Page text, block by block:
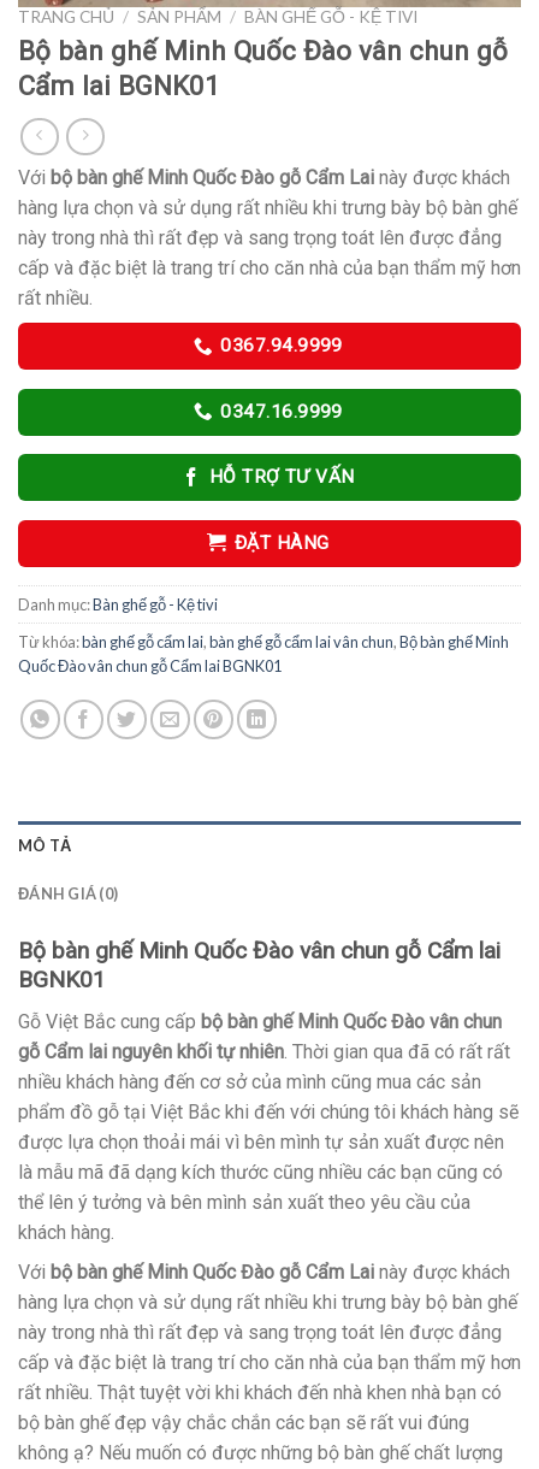
TRANG CHỦ / SẢN PHẨM / BÀN GHẾ GỖ - KỆ TIVI
Bộ bàn ghế Minh Quốc Đào vân chun gỗ
Cẩm lai BGNK01
Với bộ bàn ghế Minh Quốc Đào gỗ Cẩm Lai này được khách
hàng lựa chọn và sử dụng rất nhiều khi trưng bày bộ bàn ghế
này trong nhà thì rất đẹp và sang trọng toát lên được đẳng
cấp và đặc biệt là trang trí cho căn nhà của bạn thẩm mỹ hơn
rất nhiều.
0367.94.9999
0347.16.9999
HỖ TRỢ TƯ VẤN
ĐẶT HÀNG
Danh mục:Bàn ghế gỗ - Kệ tivi
Từ khóa:bàn ghế gỗ cẩm lai,bàn ghế gỗ cẩm lai vân chun,Bộ bàn ghế Minh
Quốc Đào vân chun gỗ Cẩm lai BGNK01
MÔ TẢ
ĐÁNH GIÁ (0)
Bộ bàn ghế Minh Quốc Đào vân chun gỗ Cẩm lai
BGNK01
Gỗ Việt Bắc cung cấp bộ bàn ghế Minh Quốc Đào vân chun
gỗ Cẩm lai nguyên khối tự nhiên . Thời gian qua đã có rất rất
nhiều khách hàng đến cơ sở của mình cũng mua các sản
phẩm đồ gỗ tại Việt Bắc khi đến với chúng tôi khách hàng sẽ
được lựa chọn thoải mái vì bên mình tự sản xuất được nên
là mẫu mã đã dạng kích thước cũng nhiều các bạn cũng có
thể lên ý tưởng và bên mình sản xuất theo yêu cầu của
khách hàng.
Với bộ bàn ghế Minh Quốc Đào gỗ Cẩm Lai này được khách
hàng lựa chọn và sử dụng rất nhiều khi trưng bày bộ bàn ghế
này trong nhà thì rất đẹp và sang trọng toát lên được đẳng
cấp và đặc biệt là trang trí cho căn nhà của bạn thẩm mỹ hơn
rất nhiều. Thật tuyệt vời khi khách đến nhà khen nhà bạn có
bộ bàn ghế đẹp vậy chắc chắn các bạn sẽ rất vui đúng
không ạ? Nếu muốn có được những bộ bàn ghế chất lượng